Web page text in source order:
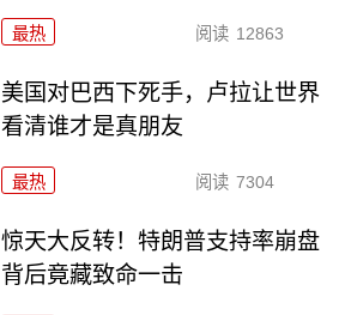
最热 阅读 12863
美国对巴西下死手，卢拉让世界
看清谁才是真朋友
最热 阅读 7304
惊天大反转！特朗普支持率崩盘
背后竟藏致命一击